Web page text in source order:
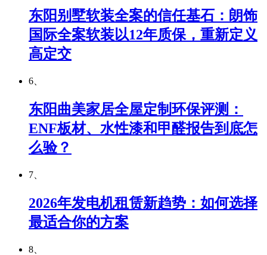
东阳别墅软装全案的信任基石：朗饰
国际全案软装以12年质保，重新定义
高定交
6、
东阳曲美家居全屋定制环保评测：
ENF板材、水性漆和甲醛报告到底怎
么验？
7、
2026年发电机租赁新趋势：如何选择
最适合你的方案
8、